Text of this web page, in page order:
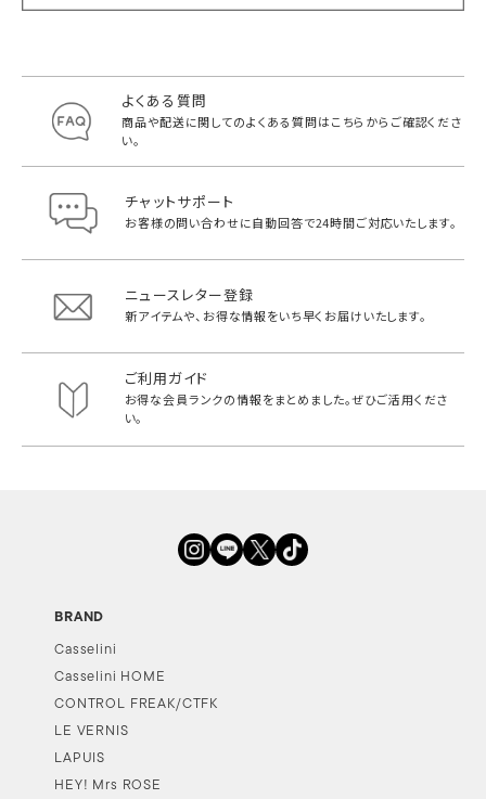
よくある質問
商品や配送に関してのよくある質問はこちらからご確認くださ
い。
チャットサポート
お客様の問い合わせに自動回答で24時間ご対応いたします。
ニュースレター登録
新アイテムや、お得な情報をいち早く お届けいたします。
ご利用ガイド
お得な会員ランクの情報をまとめました。ぜひご活用くださ
い。
BRAND
Casselini
Casselini HOME
CONTROL FREAK/CTFK
LE VERNIS
LAPUIS
HEY! Mrs ROSE